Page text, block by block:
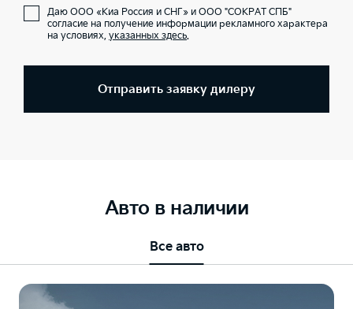
Даю ООО «Киа Россия и СНГ» и ООО "СОКРАТ СПБ"
согласие на получение информации рекламного характера
на условиях, указанных здесь.
Отправить заявку дилеру
Авто в наличии
Все авто